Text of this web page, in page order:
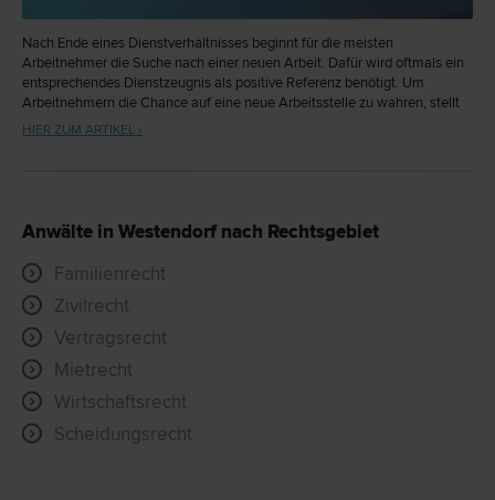
Nach Ende eines Dienstverhältnisses beginnt für die meisten
Arbeitnehmer die Suche nach einer neuen Arbeit. Dafür wird oftmals ein
entsprechendes Dienstzeugnis als positive Referenz benötigt. Um
Arbeitnehmern die Chance auf eine neue Arbeitsstelle zu wahren, stellt
das Gesetz verschiedene Anforderungen an den Inhalt und die
HIER ZUM ARTIKEL ›
Anwälte in Westendorf nach Rechtsgebiet
Familienrecht
Zivilrecht
Vertragsrecht
Mietrecht
Wirtschaftsrecht
Scheidungsrecht